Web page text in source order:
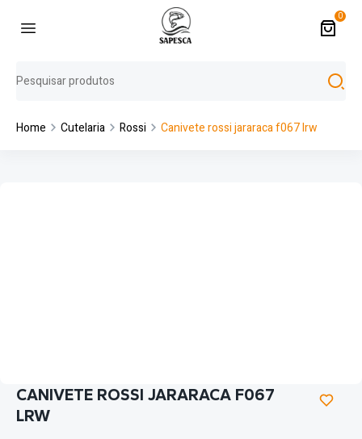
0
Home Cutelaria Rossi Canivete rossi jararaca f067 lrw
CANIVETE ROSSI JARARACA F067
LRW